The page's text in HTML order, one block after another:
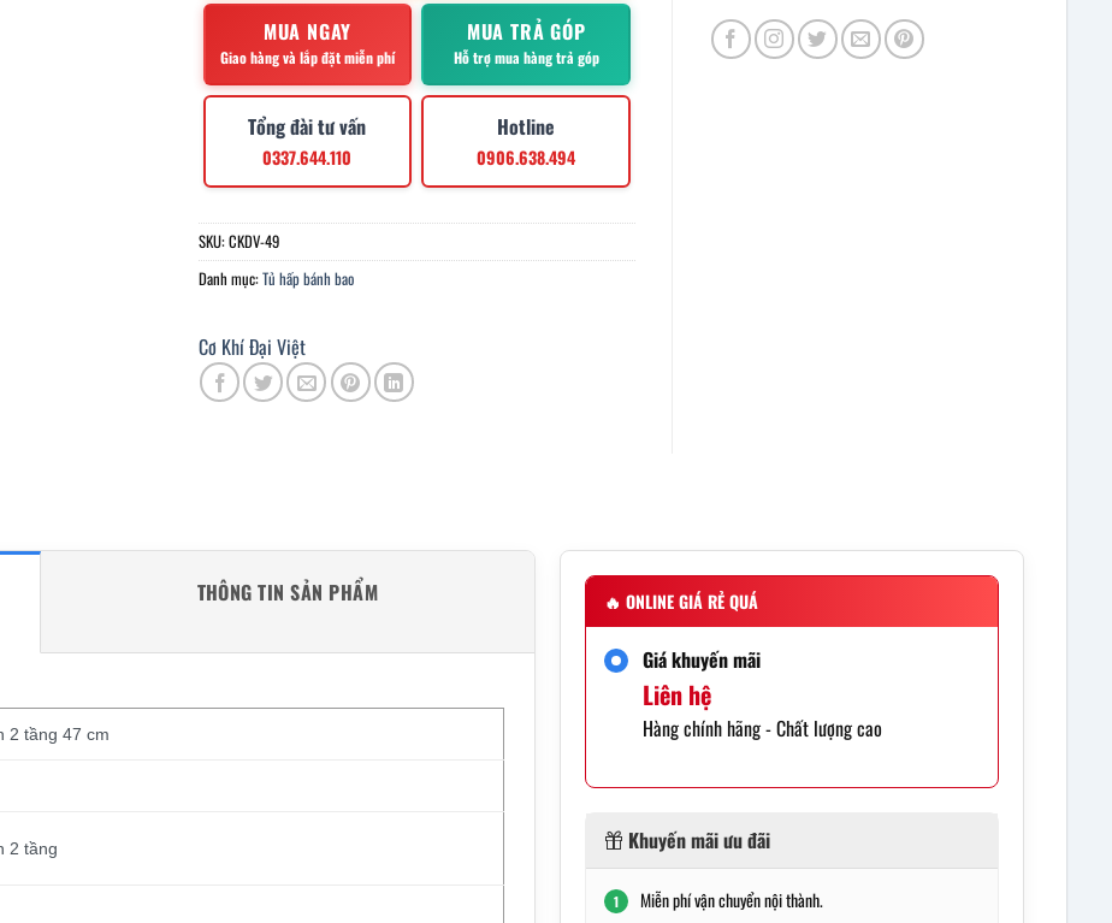
MUA NGAY
Giao hàng và lắp đặt miễn phí
MUA TRẢ GÓP
Hỗ trợ mua hàng trả góp
Tổng đài tư vấn
0337.644.110
Hotline
0906.638.494
SKU:CKDV-49
Danh mục:Tủ hấp bánh bao
Cơ Khí Đại Việt
THÔNG TIN SẢN PHẨM
2 tầng 47 cm
2 tầng
🔥 ONLINE GIÁ RẺ QUÁ
Giá khuyến mãi
Liên hệ
Hàng chính hãng - Chất lượng cao
Khuyến mãi ưu đãi
1 Miễn phí vận chuyển nội thành.